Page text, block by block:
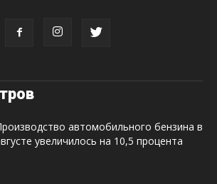
автомобильного бензина в
увеличилось на 10,5 процента